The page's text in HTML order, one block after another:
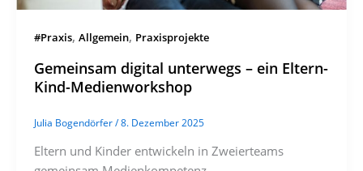
#Praxis, Allgemein, Praxisprojekte
Gemeinsam digital unterwegs – ein Eltern-
Kind-Medienworkshop
Julia Bogendörfer/8. Dezember 2025
Eltern und Kinder entwickeln in Zweierteams